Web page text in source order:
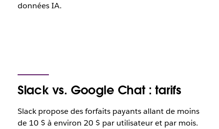
données IA.
Slack vs. Google Chat : tarifs
Slack propose des forfaits payants allant de moins
de 10 $ à environ 20 $ par utilisateur et par mois.